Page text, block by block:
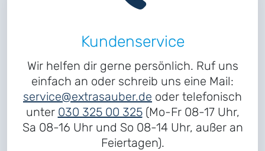
Kundenservice
Wir helfen dir gerne persönlich. Ruf uns
einfach an oder schreib uns eine Mail:
service@extrasauber.de oder telefonisch
unter 030 325 00 325(Mo-Fr 08-17 Uhr,
Sa 08-16 Uhr und So 08-14 Uhr, außer an
Feiertagen).